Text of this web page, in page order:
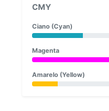
CMY
Ciano (Cyan)
Magenta
Amarelo (Yellow)